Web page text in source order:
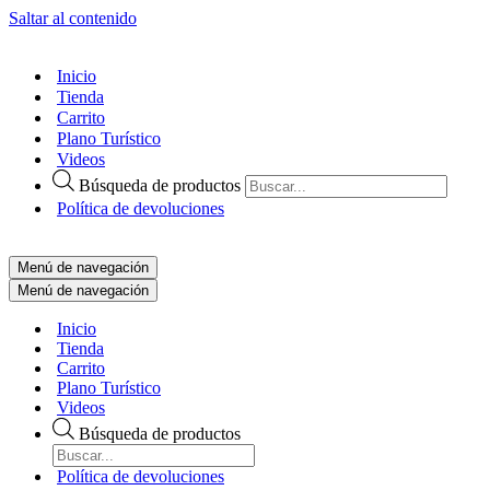
Saltar al contenido
Inicio
Tienda
Carrito
Plano Turístico
Videos
Búsqueda de productos
Política de devoluciones
Menú de navegación
Menú de navegación
Inicio
Tienda
Carrito
Plano Turístico
Videos
Búsqueda de productos
Política de devoluciones